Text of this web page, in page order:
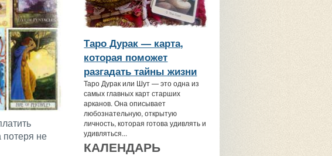
потеря не
Таро Дурак — карта,
которая поможет
разгадать тайны жизни
Таро Дурак или Шут — это одна из
самых главных карт старших
арканов. Она описывает
любознательную, открытую
личность, которая готова удивлять и
удивляться...
КАЛЕНДАРЬ